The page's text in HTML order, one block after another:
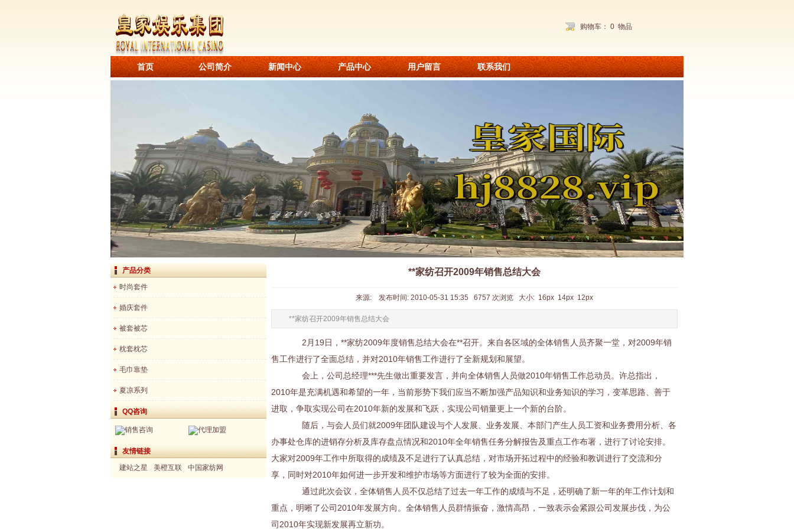
购物车： 0 物品
首页 公司简介 新闻中心 产品中心 用户留言 联系我们
产品分类
时尚套件
婚庆套件
被套被芯
枕套枕芯
毛巾靠垫
夏凉系列
QQ咨询
销售咨询 代理加盟
友情链接
建站之星
美橙互联 中国家纺网
**家纺召开2009年销售总结大会
来源: 发布时间: 2010-05-31 15:35 6757 次浏览 大小: 16px 14px 12px
**家纺召开2009年销售总结大会
2月19日，**家纺2009年度销售总结大会在**召开。来自各区域的全体销售人员齐聚一堂，对2009年销
售工作进行了全面总结，并对2010年销售工作进行了全新规划和展望。
会上，公司总经理***先生做出重要发言，并向全体销售人员做2010年销售工作总动员。许总指出，
2010年是充满机遇和希望的一年，当前形势下我们应当不断加强产品知识和业务知识的学习，变革思路、善于
进取，争取实现公司在2010年新的发展和飞跃，实现公司销量更上一个新的台阶。
随后，与会人员们就2009年团队建设与个人发展、业务发展、本部门产生人员工资和业务费用分析、各
办事处仓库的进销存分析及库存盘点情况和2010年全年销售任务分解报告及重点工作布署，进行了讨论安排。
大家对2009年工作中所取得的成绩及不足进行了认真总结，对市场开拓过程中的经验和教训进行了交流和分
享，同时对2010年如何进一步开发和维护市场等方面进行了较为全面的安排。
通过此次会议，全体销售人员不仅总结了过去一年工作的成绩与不足，还明确了新一年的年工作计划和
重点，明晰了公司2010年发展方向。全体销售人员群情振奋，激情高昂，一致表示会紧跟公司发展步伐，为公
司2010年实现新发展再立新功。